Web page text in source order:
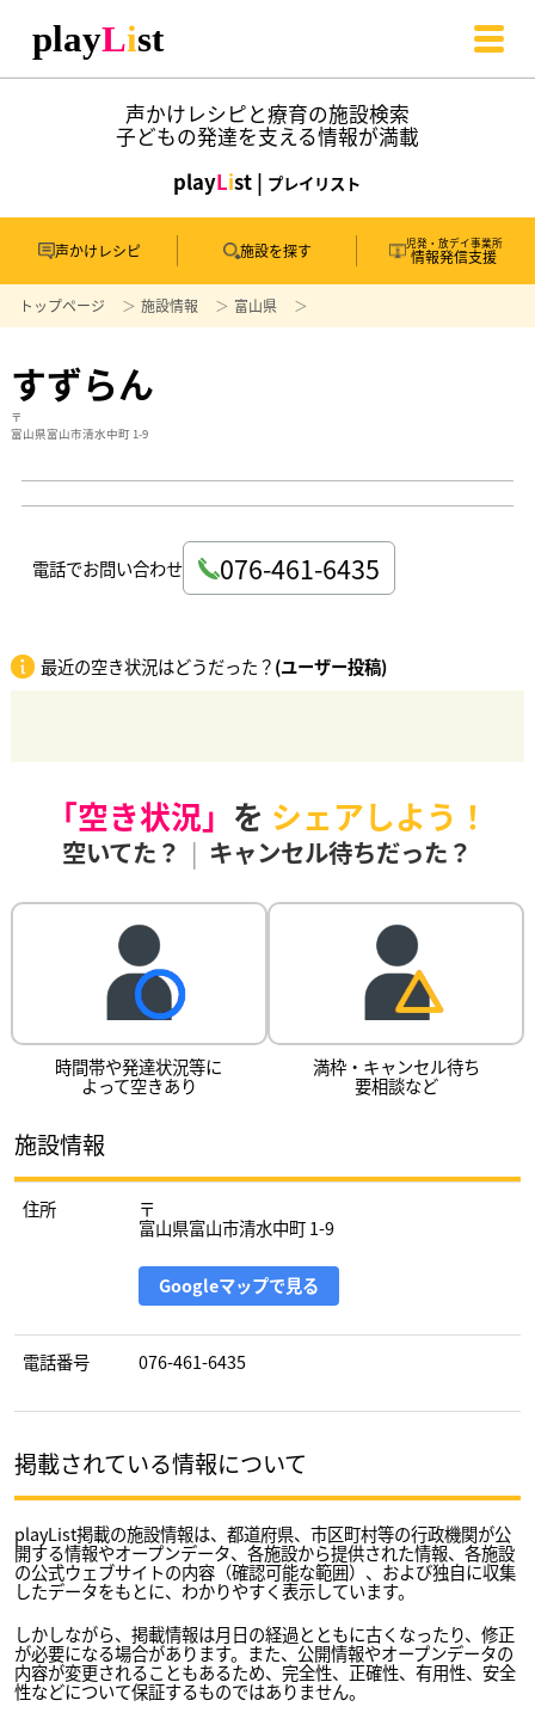
声かけレシピと療育の施設検索
子どもの発達を支える情報が満載
playList | プレイリスト
声かけレシピ 施設を探す 児発・放デイ事業所
情報発信支援
トップページ 施設情報 富山県
すずらん
〒
富山県富山市清水中町 1-9
電話でお問い合わせ 076-461-6435
最近の空き状況はどうだった？(ユーザー投稿)
「空き状況」 を シェアしよう！
空いてた？ | キャンセル待ちだった？
時間帯や発達状況等に
よって空きあり
満枠・キャンセル待ち
要相談など
施設情報
住所 〒
富山県富山市清水中町 1-9
Googleマップで見る
電話番号 076-461-6435
掲載されている情報について
playList掲載の施設情報は、都道府県、市区町村等の行政機関が公
開する情報やオープンデータ、各施設から提供された情報、各施設
の公式ウェブサイトの内容（確認可能な範囲）、および独自に収集
したデータをもとに、わかりやすく表示しています。
しかしながら、掲載情報は月日の経過とともに古くなったり、修正
が必要になる場合があります。また、公開情報やオープンデータの
内容が変更されることもあるため、完全性、正確性、有用性、安全
性などについて保証するものではありません。